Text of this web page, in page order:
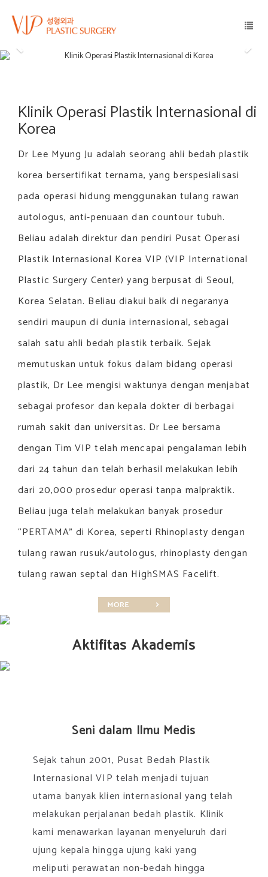
Klinik Operasi Plastik Internasional di
Korea
Dr Lee Myung Ju adalah seorang ahli bedah plastik
korea bersertifikat ternama, yang berspesialisasi
pada operasi hidung menggunakan tulang rawan
autologus, anti-penuaan dan countour tubuh.
Beliau adalah direktur dan pendiri Pusat Operasi
Plastik Internasional Korea VIP (VIP International
Plastic Surgery Center) yang berpusat di Seoul,
Korea Selatan. Beliau diakui baik di negaranya
sendiri maupun di dunia internasional, sebagai
salah satu ahli bedah plastik terbaik. Sejak
memutuskan untuk fokus dalam bidang operasi
plastik, Dr Lee mengisi waktunya dengan menjabat
sebagai profesor dan kepala dokter di berbagai
rumah sakit dan universitas. Dr Lee bersama
dengan Tim VIP telah mencapai pengalaman lebih
dari 24 tahun dan telah berhasil melakukan lebih
dari 20,000 prosedur operasi tanpa malpraktik.
Beliau juga telah melakukan banyak prosedur
“PERTAMA” di Korea, seperti Rhinoplasty dengan
tulang rawan rusuk/autologus, rhinoplasty dengan
tulang rawan septal dan HighSMAS Facelift.
Aktifitas Akademis
Seni dalam Ilmu Medis
Sejak tahun 2001, Pusat Bedah Plastik
Internasional VIP telah menjadi tujuan
utama banyak klien internasional yang telah
melakukan perjalanan bedah plastik. Klinik
kami menawarkan layanan menyeluruh dari
ujung kepala hingga ujung kaki yang
meliputi perawatan non-bedah hingga